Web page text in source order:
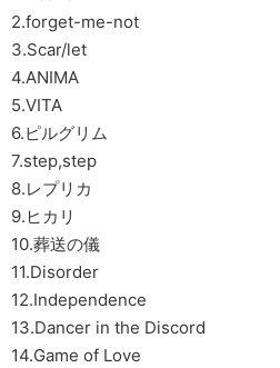
2.forget-me-not
3.Scar/let
4.ANIMA
5.VITA
6.ピルグリム
7.step,step
8.レプリカ
9.ヒカリ
10.葬送の儀
11.Disorder
12.Independence
13.Dancer in the Discord
14.Game of Love